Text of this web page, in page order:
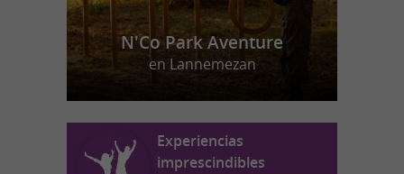
N'Co Park Aventure
en Lannemezan
Experiencias
imprescindibles